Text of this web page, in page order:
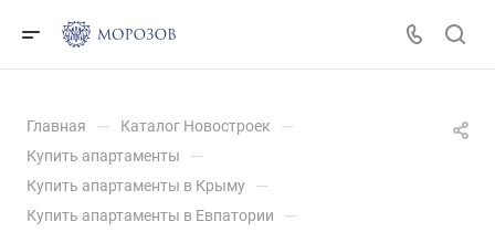
Главная — Каталог Новостроек —
Купить апартаменты —
Купить апартаменты в Крыму —
Купить апартаменты в Евпатории —